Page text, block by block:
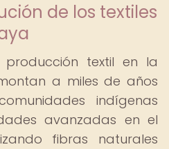
de los textiles
textil en la
a miles de años
indígenas
avanzadas en el
fibras naturales